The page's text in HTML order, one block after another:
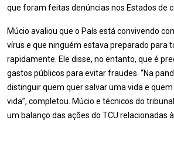
que foram feitas denúncias nos Estados de
Múcio avaliou que o País está convivendo
vírus e que ninguém estava preparado para
rapidamente. Ele disse, no entanto, que é
gastos públicos para evitar fraudes. “Na
distinguir quem quer salvar uma vida e
vida”, completou. Múcio e técnicos do
um balanço das ações do TCU relacionadas